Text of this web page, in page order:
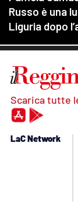
Scarica tutte
LaC Network